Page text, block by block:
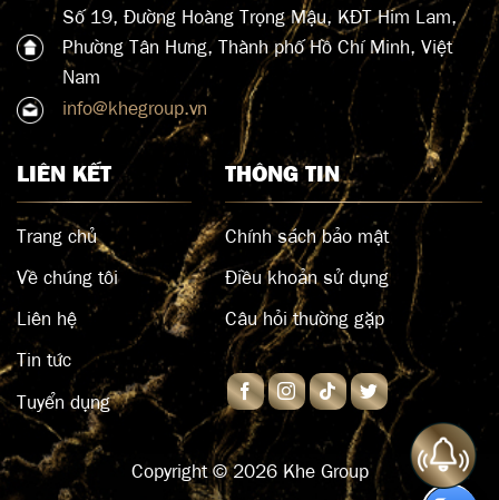
Số 19, Đường Hoàng Trọng Mậu, KĐT Him Lam,
Phường Tân Hưng, Thành phố Hồ Chí Minh, Việt
Nam
info@khegroup.vn
LIÊN KẾT
Trang chủ
Về chúng tôi
Liên hệ
Tin tức
Tuyển dụng
THÔNG TIN
Chính sách bảo mật
Điều khoản sử dụng
Câu hỏi thường gặp
Copyright © 2026 Khe Group